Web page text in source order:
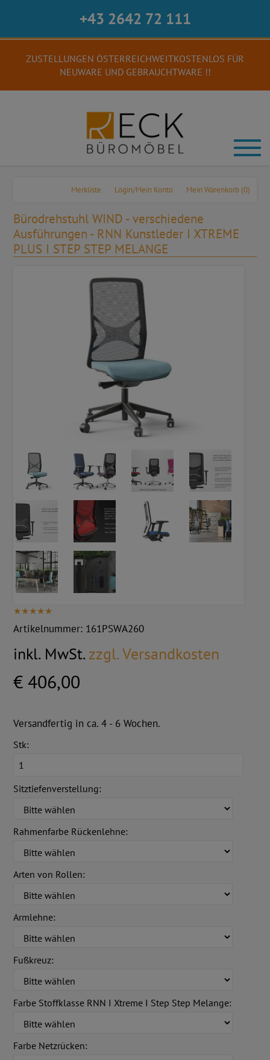
+43 2642 72 111
ZUSTELLUNGEN ÖSTERREICHWEITKOSTENLOS FÜR
NEUWARE UND GEBRAUCHTWARE !!
Mein Warenkorb (0)
Login/Mein Konto
Merkliste
Bürodrehstuhl WIND - verschiedene
Ausführungen - RNN Kunstleder I XTREME
PLUS I STEP STEP MELANGE
Artikelnummer: 161PSWA260
inkl. MwSt.zzgl. Versandkosten
€ 406,00
Versandfertig in ca. 4 - 6 Wochen.
Stk:
Sitztiefenverstellung:
Rahmenfarbe Rückenlehne:
Arten von Rollen:
Armlehne:
Fußkreuz:
Farbe Stoffklasse RNN I Xtreme I Step Step Melange:
Farbe Netzrücken: